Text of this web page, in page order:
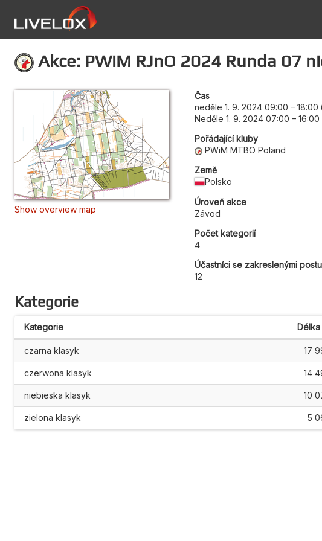
Akce: PWiM RJnO 2024 Runda 07
Show overview map
Čas
neděle 1. 9. 2024 09:00 – 18:00
Neděle 1. 9. 2024 07:00 – 16:00
Pořádající kluby
PWiM MTBO Poland
Země
Polsko
Úroveň akce
Závod
Počet kategorií
4
Účastníci se zakreslenými
12
Kategorie
Kategorie
czarna klasyk 17
czerwona klasyk 14
niebieska klasyk 10
zielona klasyk 5